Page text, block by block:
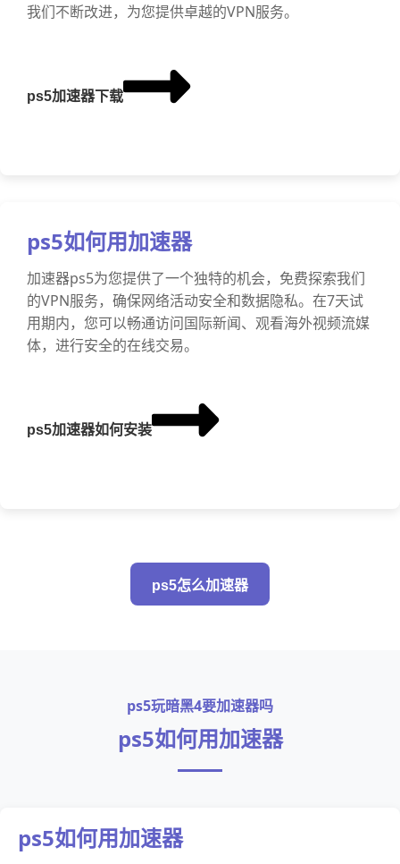
我们不断改进，为您提供卓越的VPN服务。
ps5加速器下载
ps5如何用加速器
加速器ps5为您提供了一个独特的机会，免费探索我们
的VPN服务，确保网络活动安全和数据隐私。在7天试
用期内，您可以畅通访问国际新闻、观看海外视频流媒
体，进行安全的在线交易。
ps5加速器如何安装
ps5怎么加速器
ps5玩暗黑4要加速器吗
ps5如何用加速器
ps5如何用加速器